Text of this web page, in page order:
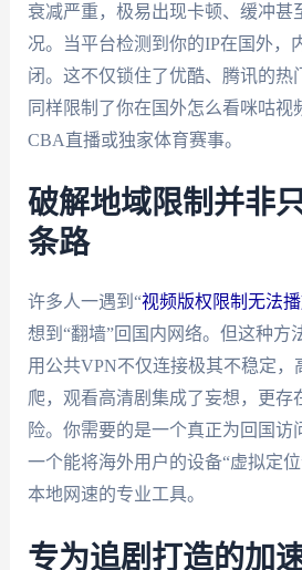
衰减严重，极易出现卡顿、缓冲甚
况。当平台检测到你的IP在国外，
闭。这不仅锁住了优酷、腾讯的热
同样限制了你在国外怎么看咪咕视
CBA直播或独家体育赛事。
破解地域限制并非
条路
许多人一遇到“视频版权限制无法
想到“翻墙”回国内网络。但这种方
用公共VPN不仅连接极其不稳定，
爬，观看高清剧集成了妄想，更存
险。你需要的是一个真正为回国访
一个能将海外用户的设备“虚拟定
本地网速的专业工具。
专为追剧打造的加